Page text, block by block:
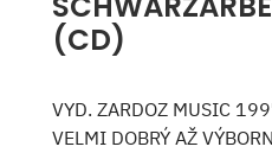
(CD)
VYD. ZARDOZ MUSIC
VELMI DOBRÝ AŽ